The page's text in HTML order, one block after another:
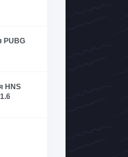
PUBG
HNS